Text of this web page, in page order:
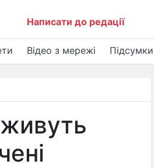
Написати до редації
Відео з мережі Підсумки